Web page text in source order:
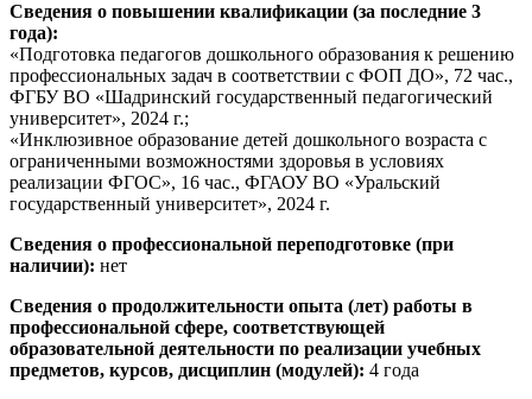
Сведения о повышении квалификации (за последние 3
года):
«Подготовка педагогов дошкольного образования к решению
профессиональных задач в соответствии с ФОП ДО», 72 час.,
ФГБУ ВО «Шадринский государственный педагогический
университет», 2024 г.;
«Инклюзивное образование детей дошкольного возраста с
ограниченными возможностями здоровья в условиях
реализации ФГОС», 16 час., ФГАОУ ВО «Уральский
государственный университет», 2024 г.
Сведения о профессиональной переподготовке (при
наличии): нет
Сведения о продолжительности опыта (лет) работы в
профессиональной сфере, соответствующей
образовательной деятельности по реализации учебных
предметов, курсов, дисциплин (модулей): 4 года